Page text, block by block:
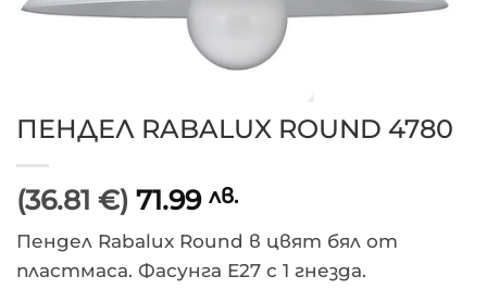
ПЕНДЕЛ RABALUX ROUND 4780
(36.81 €) 71.99 лв.
Пендел Rabalux Round в цвят бял от
пластмаса. Фасунга E27 с 1 гнезда.